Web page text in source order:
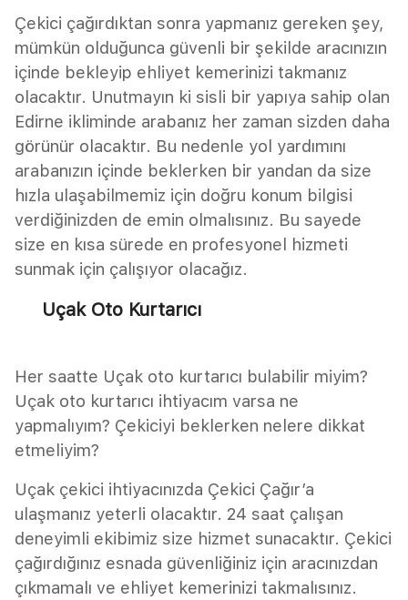
Çekici çağırdıktan sonra yapmanız gereken şey,
mümkün olduğunca güvenli bir şekilde aracınızın
içinde bekleyip ehliyet kemerinizi takmanız
olacaktır. Unutmayın ki sisli bir yapıya sahip olan
Edirne ikliminde arabanız her zaman sizden daha
görünür olacaktır. Bu nedenle yol yardımını
arabanızın içinde beklerken bir yandan da size
hızla ulaşabilmemiz için doğru konum bilgisi
verdiğinizden de emin olmalısınız. Bu sayede
size en kısa sürede en profesyonel hizmeti
sunmak için çalışıyor olacağız.
Uçak Oto Kurtarıcı
Her saatte Uçak oto kurtarıcı bulabilir miyim?
Uçak oto kurtarıcı ihtiyacım varsa ne
yapmalıyım? Çekiciyi beklerken nelere dikkat
etmeliyim?
Uçak çekici ihtiyacınızda Çekici Çağır’a
ulaşmanız yeterli olacaktır. 24 saat çalışan
deneyimli ekibimiz size hizmet sunacaktır. Çekici
çağırdığınız esnada güvenliğiniz için aracınızdan
çıkmamalı ve ehliyet kemerinizi takmalısınız.